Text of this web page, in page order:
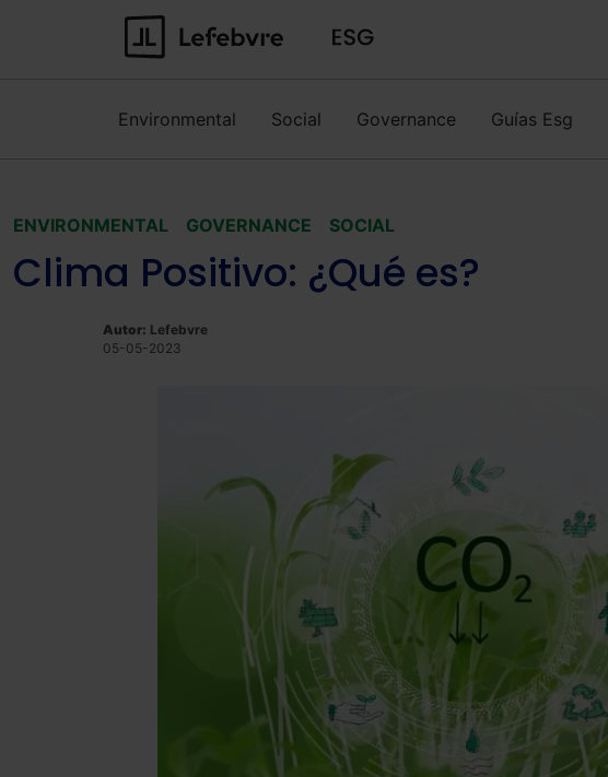
Environmental Social Governance Guías Esg
ENVIRONMENTAL GOVERNANCE SOCIAL
Clima Positivo: ¿Qué es?
Autor: Lefebvre
05-05-2023